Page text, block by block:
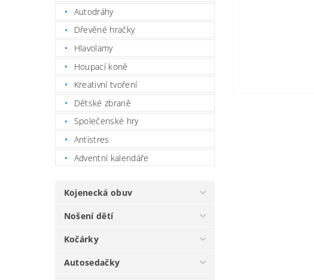
Autodráhy
Dřevěné hračky
Hlavolamy
Houpací koně
Kreativní tvoření
Dětské zbraně
Společenské hry
Antistres
Adventní kalendáře
Kojenecká obuv
Nošení dětí
Kočárky
Autosedačky